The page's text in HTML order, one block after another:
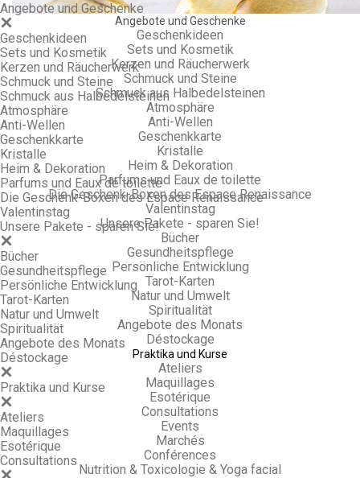
Angebote und Geschenke
Geschenkideen
Sets und Kosmetik
Kerzen und Räucherwerk
Schmuck und Steine
Schmuck aus Halbedelsteinen
Atmosphäre
Anti-Wellen
Geschenkkarte
Kristalle
Heim & Dekoration
Parfums und Eaux de toilette
Die Geschenk-Boxen des Espace Renaissance
Valentinstag
Unsere Pakete - sparen Sie!
Bücher
Gesundheitspflege
Persönliche Entwicklung
Tarot-Karten
Natur und Umwelt
Spiritualität
Angebote des Monats
Déstockage
Praktika und Kurse
Ateliers
Maquillages
Esotérique
Consultations
Angebote und Geschenke
Geschenkideen
Sets und Kosmetik
Kerzen und Räucherwerk
Schmuck und Steine
Schmuck aus Halbedelsteinen
Atmosphäre
Anti-Wellen
Geschenkkarte
Kristalle
Heim & Dekoration
Parfums und Eaux de toilette
Die Geschenk-Boxen des Espace Renaissance
Valentinstag
Unsere Pakete - sparen Sie!
Bücher
Gesundheitspflege
Persönliche Entwicklung
Tarot-Karten
Natur und Umwelt
Spiritualität
Angebote des Monats
Déstockage
Praktika und Kurse
Ateliers
Maquillages
Esotérique
Consultations
Events
Marchés
Conférences
Nutrition & Toxicologie & Yoga facial